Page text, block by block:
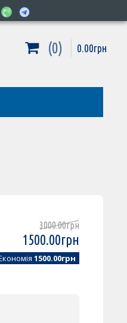
0 0.00грн
3000.00грн
1500.00грн
1500.00грн